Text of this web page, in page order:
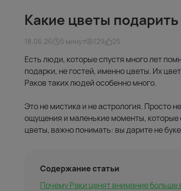
Какие цветы подарить
18.06.26 5 минут 129 25
Есть люди, которые спустя много лет
подарки, не гостей, именно цветы. Их
Раков таких людей особенно много.
Это не мистика и не астрология. Просто
ощущения и маленькие моменты, которые
цветы, важно понимать: вы дарите не
Содержание статьи
Почему Раки ценят внимание больше